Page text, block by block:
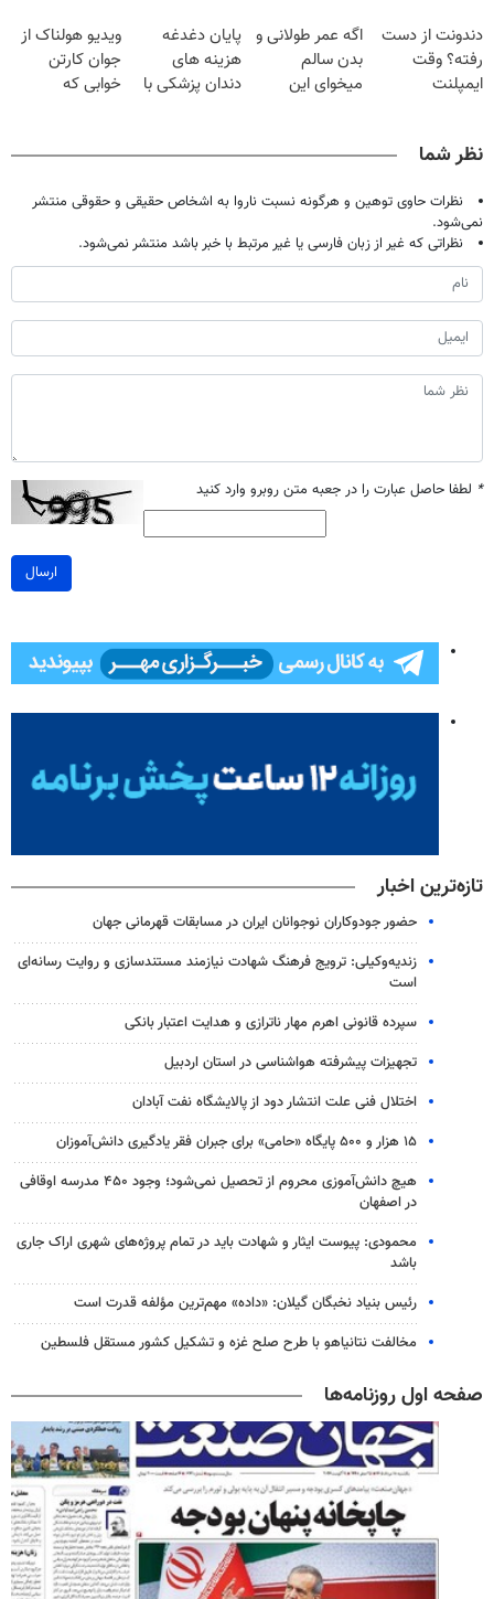
۲۵ میلیون
تومان!!!
صحبت کنید)
دندونت از دست
رفته؟ وقت
ایمپلنت
اگه عمر طولانی و
بدن سالم
میخوای این
پایان دغدغه
هزینه های
دندان پزشکی با
ویدیو هولناک از
جوان کارتن
خوابی که
نظر شما
نظرات حاوی توهین و هرگونه نسبت ناروا به اشخاص حقیقی و حقوقی منتشر
نمی‌شود.
نظراتی که غیر از زبان فارسی یا غیر مرتبط با خبر باشد منتشر نمی‌شود.
* لطفا حاصل عبارت را در جعبه متن روبرو وارد کنید
ارسال
تازه‌ترین اخبار
حضور جودوکاران نوجوانان ایران در مسابقات قهرمانی جهان
زندیه‌وکیلی: ترویج فرهنگ شهادت نیازمند مستندسازی و روایت رسانه‌ای
است
سپرده قانونی اهرم مهار ناترازی و هدایت اعتبار بانکی
تجهیزات پیشرفته هواشناسی در استان اردبیل
اختلال فنی علت انتشار دود از پالایشگاه نفت آبادان
۱۵ هزار و ۵۰۰ پایگاه «حامی» برای جبران فقر یادگیری دانش‌آموزان
هیچ دانش‌آموزی محروم از تحصیل نمی‌شود؛ وجود ۴۵۰ مدرسه اوقافی
در اصفهان
محمودی: پیوست ایثار و شهادت باید در تمام پروژه‌های شهری اراک جاری
باشد
رئیس بنیاد نخبگان گیلان: «داده» مهم‌ترین مؤلفه قدرت است
مخالفت نتانیاهو با طرح صلح غزه و تشکیل کشور مستقل فلسطین
صفحه اول روزنامه‌ها